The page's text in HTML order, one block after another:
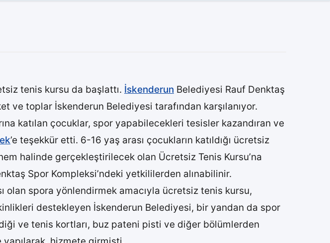
tenis kursu da başlattı. İskenderun Belediyesi Rauf Denktaş
ve toplar İskenderun Belediyesi tarafından karşılanıyor.
katılan çocuklar, spor yapabilecekleri tesisler kazandıran ve
’e teşekkür etti. 6-16 yaş arası çocukların katıldığı ücretsiz
halinde gerçekleştirilecek olan Ücretsiz Tenis Kursu’na
Spor Kompleksi’ndeki yetkililerden alınabilinir.
olan spora yönlendirmek amacıyla ücretsiz tenis kursu,
destekleyen İskenderun Belediyesi, bir yandan da spor
ve tenis kortları, buz pateni pisti ve diğer bölümlerden